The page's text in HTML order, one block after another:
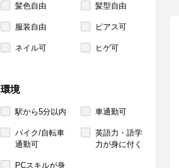
髪色自由 髪型自由
服装自由 ピアス可
ネイル可 ヒゲ可
環境
駅から5分以内 車通勤可
バイク/自転車
通勤可
英語力・語学
力が身に付く
PCスキルが身